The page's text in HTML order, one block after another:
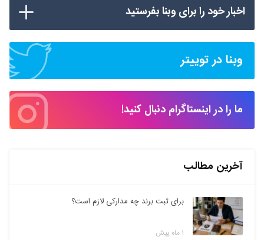
اخبار خود را برای وبنا بفرستید
وبنا در توییتر
ما را در اینستاگرام دنبال کنید!
آخرین مطالب
برای ثبت برند چه مدارکی لازم است؟
۱ ماه پیش